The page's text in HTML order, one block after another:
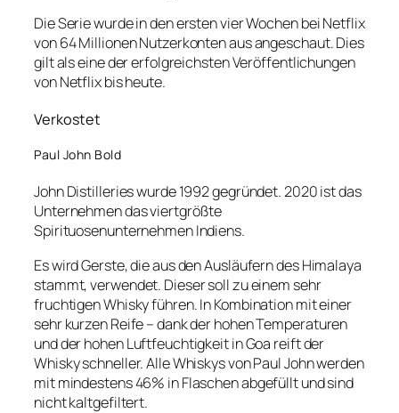
Die Serie wurde in den ersten vier Wochen bei Netflix
von 64 Millionen Nutzerkonten aus angeschaut. Dies
gilt als eine der erfolgreichsten Veröffentlichungen
von Netflix bis heute.
Verkostet
Paul John Bold
John Distilleries wurde 1992 gegründet. 2020 ist das
Unternehmen das viertgrößte
Spirituosenunternehmen Indiens.
Es wird Gerste, die aus den Ausläufern des Himalaya
stammt, verwendet. Dieser soll zu einem sehr
fruchtigen Whisky führen. In Kombination mit einer
sehr kurzen Reife – dank der hohen Temperaturen
und der hohen Luftfeuchtigkeit in Goa reift der
Whisky schneller. Alle Whiskys von Paul John werden
mit mindestens 46% in Flaschen abgefüllt und sind
nicht kaltgefiltert.